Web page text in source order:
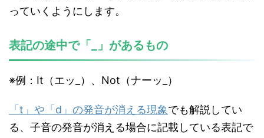
っていくようにします。
表記の途中で「_」があるもの
※例：It（エッ_）、Not（ナーッ_）
「t」や「d」の発音が消える現象でも解説してい
る、子音の発音が消える場合に記載している表記で